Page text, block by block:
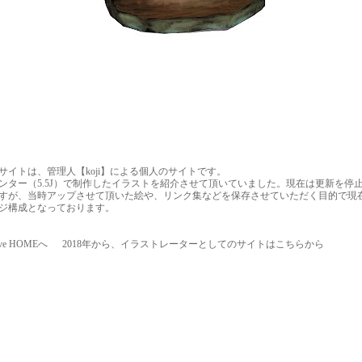
イトは、管理人【koji】による個人のサイトです。
ター（5.5J）で制作したイラストを紹介させて頂いていました。現在は更新を停
が、当時アップさせて頂いた絵や、リンク集などを保存させていただく目的で現
構成となっております。
HOMEへ 2018年から、イラストレーターとしてのサイトはこちらから